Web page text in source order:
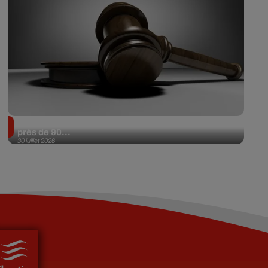
30 juillet 2026
près de 90...